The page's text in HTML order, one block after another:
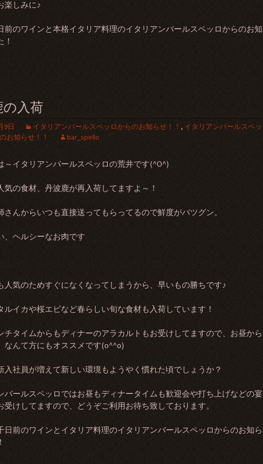
楽しみに♪
前のワインと本格イタリア料理のイタリアンバールスペッロからのお知
！
の入荷
9日 イタリアンバールスペッロからのお知らせ！！ , イタリアンバールスペッ
お知らせ！！
bar_spello
～イタリアンバールスペッロの荒井です(^O^)
気の食材、丹波鹿が再入荷してますよ～！
さんからいつも直接送ってもらってるので鮮度がバツグン。
、ヘルシーなお肉です
人気のためすぐになくなってしまうから、早いもの勝ちです♪
ルイカや桜エビなど春らしい旬な食材も入荷しています！
チタイムからもディナーのアラカルトもお受けしてますので、お昼から
なんて方にもオススメです(o^^o)
入社員が増えて新しい環境もようやく慣れた頃でしょうか？
バールスペッロではお昼もディナータイムも歓迎会や打ち上げなどの宴
受けしてますので、どうぞご利用お待ち致しております。
日前のワインとイタリア料理のイタリアンバールスペッロからのお知ら